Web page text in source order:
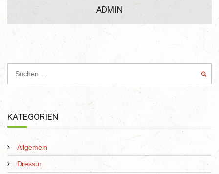
ADMIN
KATEGORIEN
Allgemein
Dressur